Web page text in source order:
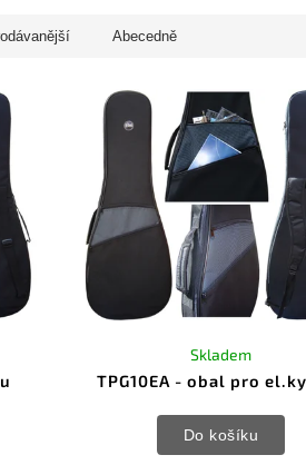
Abecedně
TPG10EA - obal pro
Skladem
Do košíku